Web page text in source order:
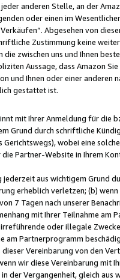
anderen Stelle, an der
oder einen im
Abgesehen von
Zustimmung keine
zwischen uns und Ihnen
Aussage, dass Amazon
und Ihnen oder einer
gestattet ist.
mit Ihrer Anmeldung für die
Grund durch schriftliche
Gerichtswegs), wobei eine
die Partner-Website in Ihrem
jederzeit aus wichtigem Grund
erheblich verletzen; (b)
7 Tagen nach unserer
mit Ihrer Teilnahme am
oder illegale
am Partnerprogramm
Vereinbarung von den
wir diese Vereinbarung mit
der Vergangenheit, gleich